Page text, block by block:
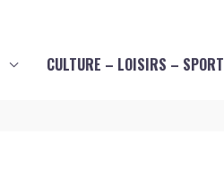
CULTURE – LOISIRS – SPORT